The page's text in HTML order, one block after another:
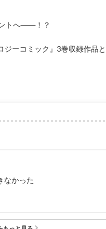
トへ――！？
ーコミック』3巻収録作品
なかった